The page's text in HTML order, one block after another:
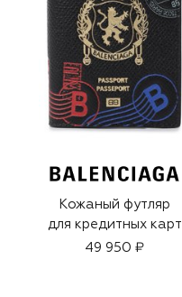
Кожаный футляр
для кредитных карт
49 950 ₽